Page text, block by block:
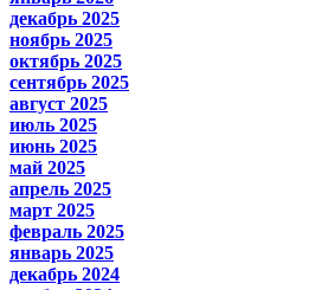
декабрь 2025
ноябрь 2025
октябрь 2025
сентябрь 2025
август 2025
июль 2025
июнь 2025
май 2025
апрель 2025
март 2025
февраль 2025
январь 2025
декабрь 2024